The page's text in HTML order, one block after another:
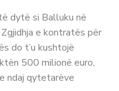
dytë si Balluku në
e kontratës për
do t’u kushtojë
500 milionë euro,
ndaj qytetarëve